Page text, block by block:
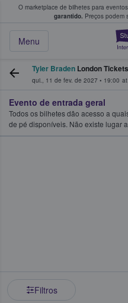
O marketplace de bilhetes para
garantido. Preços podem
Menu
fãs compram e
Tyler Braden London Tickets
qui., 11 de fev. de 2027 • 19:00 at
Evento de entrada geral
Todos os bilhetes dão acesso a
de pé disponíveis. Não existe lugar
Filtros